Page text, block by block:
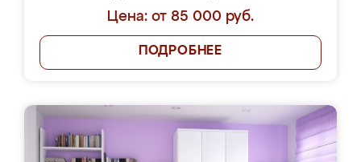
Цена: от 85 000 руб.
ПОДРОБНЕЕ